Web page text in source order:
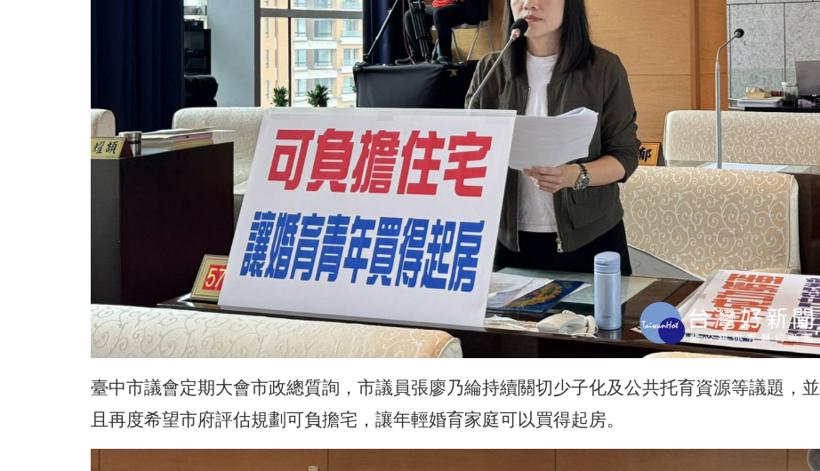
臺中市議會定期大會市政總質詢，市議員張廖乃綸持續關切少子化及公共托育資源等議題，並
且再度希望市府評估規劃可負擔宅，讓年輕婚育家庭可以買得起房。